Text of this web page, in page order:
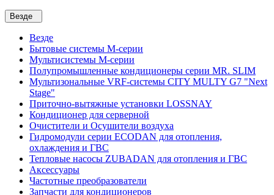
Везде
Везде
Бытовые системы M-серии
Мультисистемы M-серии
Полупромышленные кондиционеры серии MR. SLIM
Мультизональные VRF-системы CITY MULTY G7 "Next
Stage"
Приточно-вытяжные установки LOSSNAY
Кондиционер для серверной
Очистители и Осушители воздуха
Гидромодули серии ECODAN для отопления,
охлаждения и ГВС
Тепловые насосы ZUBADAN для отопления и ГВС
Аксесcуары
Частотные преобразователи
Запчасти для кондиционеров